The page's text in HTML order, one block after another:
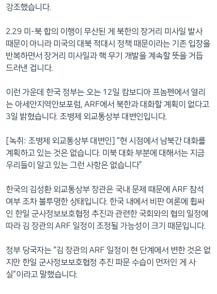
강조했습니다.
2.29 미-북 합의 이행이 무산된 게 북한의 장거리 미사일 발사
때문이 아니라 미국의 대북 적대시 정책 때문이라는 기존 입장을
반복하면서 장거리 미사일과 핵 무기 개발을 계속할 뜻을 거듭
드러낸 겁니다.
이런 가운데 한국 정부는 오는 12일 캄보디아 프놈펜에서 열리
는 아세안지역안보포럼, ARF에서 북한과 대화할 계획이 없다고
3일 밝혔습니다. 조병제 외교통상부 대변인입니다.
[녹취: 조병제 외교통상부 대변인] “현 시점에서 남북간 대화를
계획하고 있는 것은 없습니다. 미북 대화 부분에 대해서는 지금
우리들이 알고 있는 그런 사항은 없습니다”
한국의 김성환 외교통상부 장관은 국내 문제 때문에 ARF 참석
여부 조차 불투명한 상태입니다. 한국 내에서 비판 여론에 휩싸
인 한일 군사정보보호협정 추진과 관련한 국회와의 협의 일정에
따라 김 장관의 ARF 일정이 조정될 가능성이 크기 때문입니다.
정부 당국자는 “김 장관의 ARF 일정이 현 단계에서 변한 것은 없
지만 한일 군사정보보호협정 추진 파문 수습이 먼저인 게 사
실”이라고 말했습니다.